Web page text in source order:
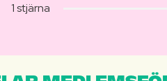
1 stjärna